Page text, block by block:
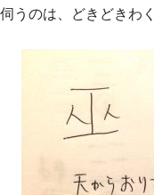
伺うのは、どきどきわ